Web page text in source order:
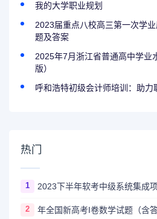
我的大学职业规划
2023届重点八校高三第一次学
题及答案
2025年7月浙江省普通高中学业
版）
呼和浩特初级会计师培训：助力
热门
1
2 年全国新高考I卷数学试题（含答